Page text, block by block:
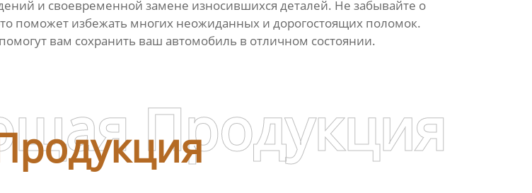
и своевременной замене износившихся деталей. Не забывайте о
поможет избежать многих неожиданных и дорогостоящих поломок.
вам сохранить ваш автомобиль в отличном состоянии.
Продукция